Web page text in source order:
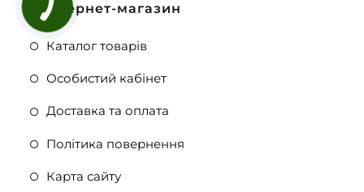
Інтернет-магазин
Каталог товарів
Особистий кабінет
Доставка та оплата
Політика повернення
Карта сайту